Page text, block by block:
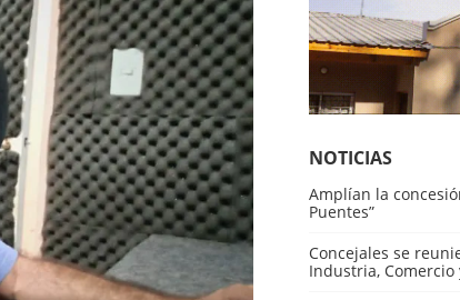
NOTICIAS
Amplían la
Puentes”
Concejales se
Industria, Comercio